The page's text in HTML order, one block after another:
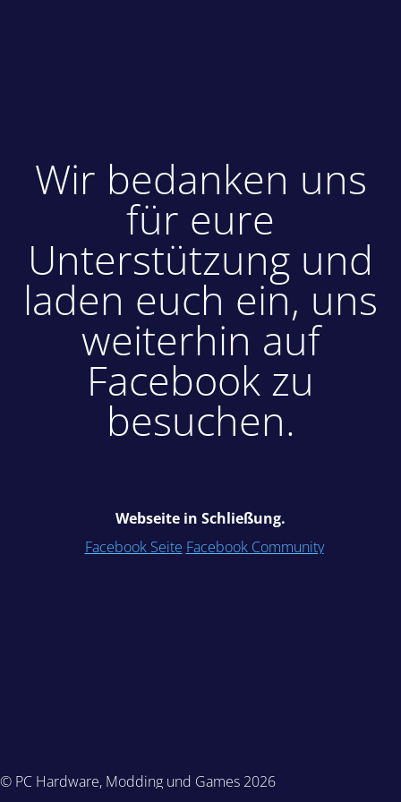
Wir bedanken uns
für eure
Unterstützung und
laden euch ein, uns
weiterhin auf
Facebook zu
besuchen.
Webseite in Schließung.
Facebook Seite Facebook Community
© PC Hardware, Modding und Games 2026